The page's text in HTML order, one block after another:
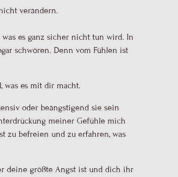
verändern.
es ganz sicher nicht tun wird. In
schwören. Denn vom Fühlen ist
was es mit dir macht.
oder beängstigend sie sein
meiner Gefühle mich
zu befreien und zu erfahren, was
deine größte Angst ist und dich ihr